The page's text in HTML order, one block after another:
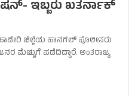
ಇಬ್ಬರು ಖತರ್ನಾಕ್
ಹಾವೇರಿ ಜಿಲ್ಲೆಯ ಹಾನಗಲ್ ಪೊಲೀಸರು
ಮೆಚ್ಚುಗೆ ಪಡೆದಿದ್ದಾರೆ. ಅಂತರಾಜ್ಯ